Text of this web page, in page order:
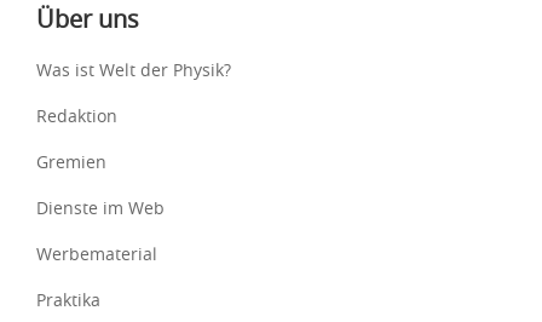
Über uns
Was ist Welt der Physik?
Redaktion
Gremien
Dienste im Web
Werbematerial
Praktika